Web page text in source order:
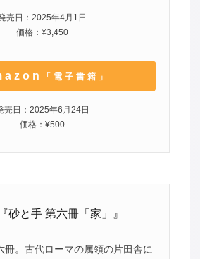
売日：2025年4月1日
価格：¥3,450
「電子書籍」
売日：2025年6月24日
価格：¥500
砂と手 第六冊「家」』
冊。古代ローマの属領の片田舎に